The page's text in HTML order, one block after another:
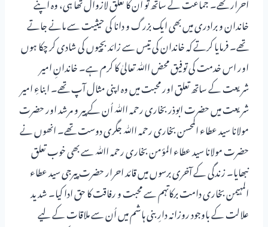
خاندان و برادری میں بھی ایک بزرگ و دانا کی حیثیت سے مانے جاتے
تھے۔ فرمایا کرتے کہ خاندان کی تیس سے زائد بچیوں کی شادی کر چکا ہوں
اور اس خدمت کی توفیق محض اﷲ تعالیٰ کا کرم ہے۔ خاندانِ امیر
شریعت کے ساتھ تعلق اور محبت میں وہ اپنی مثال آپ تھے۔ ابناءِ امیر
شریعت میں حضرت ابوذر بخاری رحمہ اﷲ اُن کے پیر و مرشد اور حضرت
مولانا سید عطاء المحسن بخاری رحمہ اﷲ جگری دوست تھے۔ انھوں نے
حضرت مولانا سید عطاء المؤمن بخاری رحمہ اﷲ سے بھی خوب تعلق
نبھایا۔ زندگی کے آخری برسوں میں قائد احرار حضرت پیرجی سید عطاء
المہیمن بخاری دامت برکاتہم سے محبت و رفاقت کا حق ادا کیا۔ شدید
علالت کے باوجود روزانہ دارِ بنی ہاشم میں اُن سے ملاقات کے لیے